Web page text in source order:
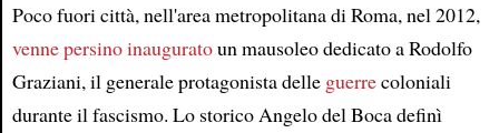
Poco fuori città, nell'area metropolitana di Roma, nel 2012,
venne persino inauguratoun mausoleo dedicato a Rodolfo
Graziani, il generale protagonista delle guerrecoloniali
durante il fascismo. Lo storico Angelo del Boca definì